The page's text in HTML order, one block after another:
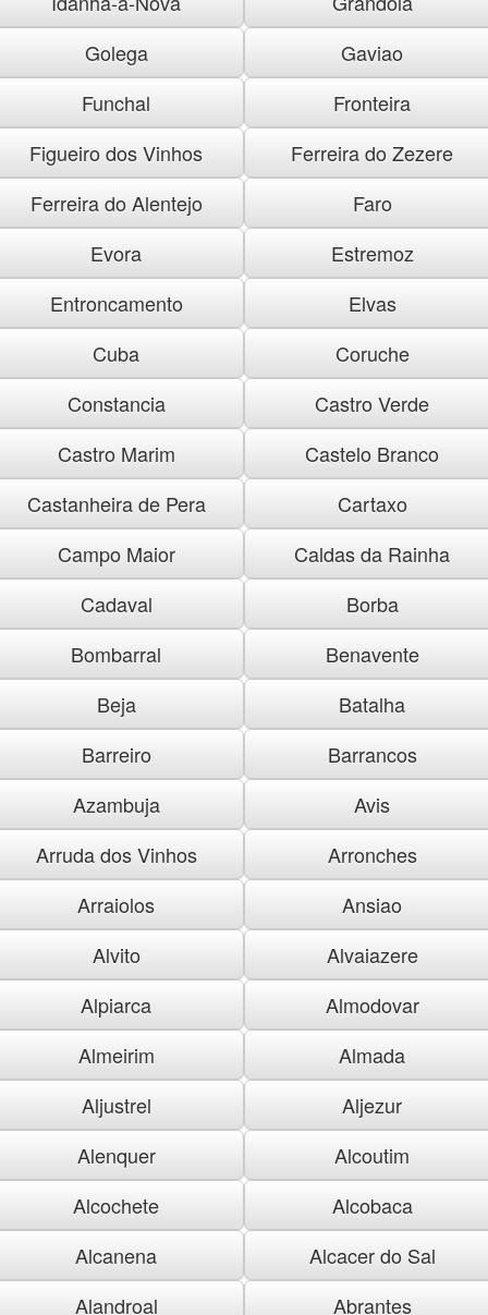
Golega
Gaviao
Funchal
Fronteira
Figueiro dos Vinhos
Ferreira do Zezere
Ferreira do Alentejo
Faro
Evora
Estremoz
Entroncamento
Elvas
Cuba
Coruche
Constancia
Castro Verde
Castro Marim
Castelo Branco
Castanheira de Pera
Cartaxo
Campo Maior
Caldas da Rainha
Cadaval
Borba
Bombarral
Benavente
Beja
Batalha
Barreiro
Barrancos
Azambuja
Avis
Arruda dos Vinhos
Arronches
Arraiolos
Ansiao
Alvito
Alvaiazere
Alpiarca
Almodovar
Almeirim
Almada
Aljustrel
Aljezur
Alenquer
Alcoutim
Alcochete
Alcobaca
Alcanena
Alcacer do Sal
Alandroal
Abrantes